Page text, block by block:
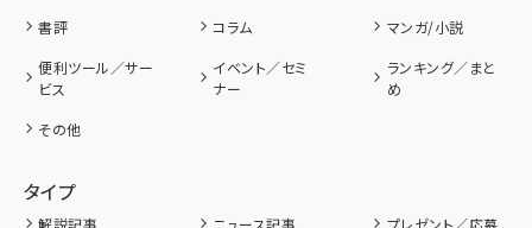
書評 コラム
マンガ/小説
便利ツール／サー
ビス
イベント／セミ
ナー
ランキング／まと
め
その他
タイプ